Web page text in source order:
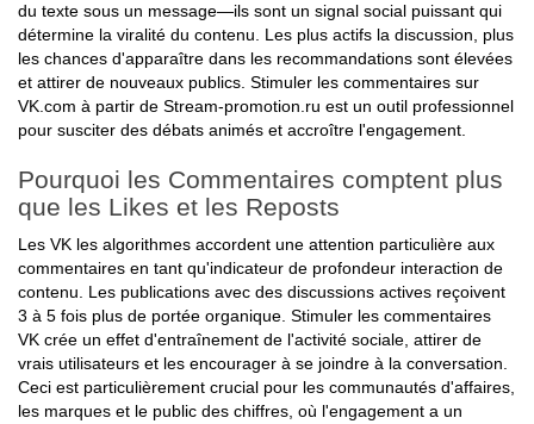
du texte sous un message—ils sont un signal social puissant qui
détermine la viralité du contenu. Les plus actifs la discussion, plus
les chances d'apparaître dans les recommandations sont élevées
et attirer de nouveaux publics. Stimuler les commentaires sur
VK.com à partir de Stream-promotion.ru est un outil professionnel
pour susciter des débats animés et accroître l'engagement.
Pourquoi les Commentaires comptent plus
que les Likes et les Reposts
Les VK les algorithmes accordent une attention particulière aux
commentaires en tant qu'indicateur de profondeur interaction de
contenu. Les publications avec des discussions actives reçoivent
3 à 5 fois plus de portée organique. Stimuler les commentaires
VK crée un effet d'entraînement de l'activité sociale, attirer de
vrais utilisateurs et les encourager à se joindre à la conversation.
Ceci est particulièrement crucial pour les communautés d'affaires,
les marques et le public des chiffres, où l'engagement a un